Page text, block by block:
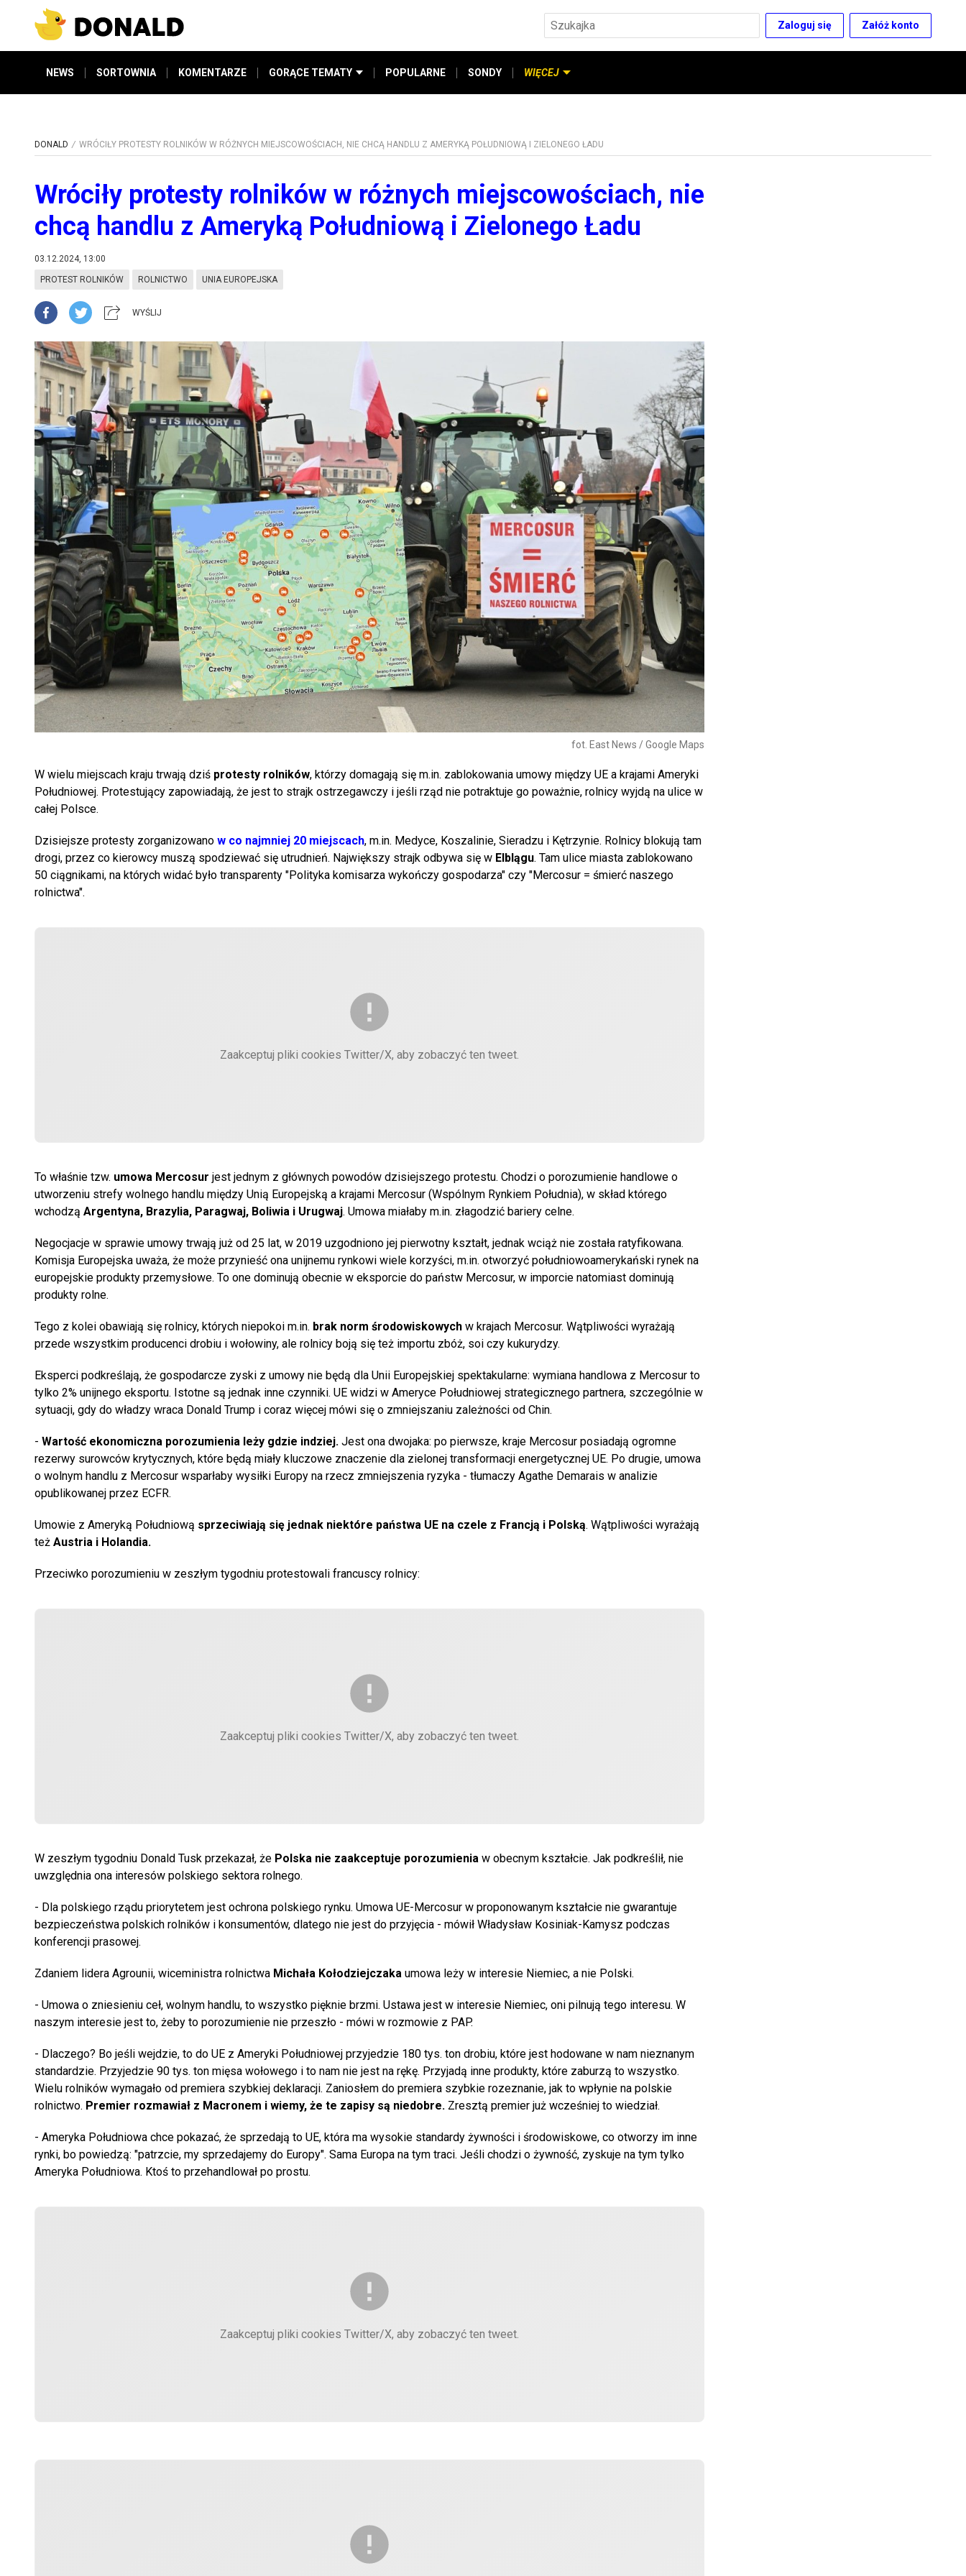
Zaloguj się Załóż konto
NEWS SORTOWNIA KOMENTARZE GORĄCE TEMATY POPULARNE SONDY WIĘCEJ
DONALD WRÓCIŁY PROTESTY ROLNIKÓW W RÓŻNYCH MIEJSCOWOŚCIACH, NIE CHCĄ HANDLU Z AMERYKĄ POŁUDNIOWĄ I ZIELONEGO ŁADU
Wróciły protesty rolników w różnych miejscowościach, nie
chcą handlu z Ameryką Południową i Zielonego Ładu
03.12.2024, 13:00
PROTEST ROLNIKÓW ROLNICTWO UNIA EUROPEJSKA
WYŚLIJ
fot. East News / Google Maps
W wielu miejscach kraju trwają dziś protesty rolników, którzy domagają się m.in. zablokowania umowy między UE a krajami Ameryki
Południowej. Protestujący zapowiadają, że jest to strajk ostrzegawczy i jeśli rząd nie potraktuje go poważnie, rolnicy wyjdą na ulice w
całej Polsce.
Dzisiejsze protesty zorganizowano w co najmniej 20 miejscach, m.in. Medyce, Koszalinie, Sieradzu i Kętrzynie. Rolnicy blokują tam
drogi, przez co kierowcy muszą spodziewać się utrudnień. Największy strajk odbywa się w Elblągu. Tam ulice miasta zablokowano
50 ciągnikami, na których widać było transparenty "Polityka komisarza wykończy gospodarza" czy "Mercosur = śmierć naszego
rolnictwa".
Zaakceptuj pliki cookies Twitter/X, aby zobaczyć ten tweet.
To właśnie tzw. umowa Mercosur jest jednym z głównych powodów dzisiejszego protestu. Chodzi o porozumienie handlowe o
utworzeniu strefy wolnego handlu między Unią Europejską a krajami Mercosur (Wspólnym Rynkiem Południa), w skład którego
wchodzą Argentyna, Brazylia, Paragwaj, Boliwia i Urugwaj. Umowa miałaby m.in. złagodzić bariery celne.
Negocjacje w sprawie umowy trwają już od 25 lat, w 2019 uzgodniono jej pierwotny kształt, jednak wciąż nie została ratyfikowana.
Komisja Europejska uważa, że może przynieść ona unijnemu rynkowi wiele korzyści, m.in. otworzyć południowoamerykański rynek na
europejskie produkty przemysłowe. To one dominują obecnie w eksporcie do państw Mercosur, w imporcie natomiast dominują
produkty rolne.
Tego z kolei obawiają się rolnicy, których niepokoi m.in. brak norm środowiskowych w krajach Mercosur. Wątpliwości wyrażają
przede wszystkim producenci drobiu i wołowiny, ale rolnicy boją się też importu zbóż, soi czy kukurydzy.
Eksperci podkreślają, że gospodarcze zyski z umowy nie będą dla Unii Europejskiej spektakularne: wymiana handlowa z Mercosur to
tylko 2% unijnego eksportu. Istotne są jednak inne czynniki. UE widzi w Ameryce Południowej strategicznego partnera, szczególnie w
sytuacji, gdy do władzy wraca Donald Trump i coraz więcej mówi się o zmniejszaniu zależności od Chin.
- Wartość ekonomiczna porozumienia leży gdzie indziej. Jest ona dwojaka: po pierwsze, kraje Mercosur posiadają ogromne
rezerwy surowców krytycznych, które będą miały kluczowe znaczenie dla zielonej transformacji energetycznej UE. Po drugie, umowa
o wolnym handlu z Mercosur wsparłaby wysiłki Europy na rzecz zmniejszenia ryzyka - tłumaczy Agathe Demarais w analizie
opublikowanej przez ECFR.
Umowie z Ameryką Południową sprzeciwiają się jednak niektóre państwa UE na czele z Francją i Polską. Wątpliwości wyrażają
też Austria i Holandia.
Przeciwko porozumieniu w zeszłym tygodniu protestowali francuscy rolnicy:
Zaakceptuj pliki cookies Twitter/X, aby zobaczyć ten tweet.
W zeszłym tygodniu Donald Tusk przekazał, że Polska nie zaakceptuje porozumienia w obecnym kształcie. Jak podkreślił, nie
uwzględnia ona interesów polskiego sektora rolnego.
- Dla polskiego rządu priorytetem jest ochrona polskiego rynku. Umowa UE-Mercosur w proponowanym kształcie nie gwarantuje
bezpieczeństwa polskich rolników i konsumentów, dlatego nie jest do przyjęcia - mówił Władysław Kosiniak-Kamysz podczas
konferencji prasowej.
Zdaniem lidera Agrounii, wiceministra rolnictwa Michała Kołodziejczaka umowa leży w interesie Niemiec, a nie Polski.
- Umowa o zniesieniu ceł, wolnym handlu, to wszystko pięknie brzmi. Ustawa jest w interesie Niemiec, oni pilnują tego interesu. W
naszym interesie jest to, żeby to porozumienie nie przeszło - mówi w rozmowie z PAP.
- Dlaczego? Bo jeśli wejdzie, to do UE z Ameryki Południowej przyjedzie 180 tys. ton drobiu, które jest hodowane w nam nieznanym
standardzie. Przyjedzie 90 tys. ton mięsa wołowego i to nam nie jest na rękę. Przyjadą inne produkty, które zaburzą to wszystko.
Wielu rolników wymagało od premiera szybkiej deklaracji. Zaniosłem do premiera szybkie rozeznanie, jak to wpłynie na polskie
rolnictwo. Premier rozmawiał z Macronem i wiemy, że te zapisy są niedobre. Zresztą premier już wcześniej to wiedział.
- Ameryka Południowa chce pokazać, że sprzedają to UE, która ma wysokie standardy żywności i środowiskowe, co otworzy im inne
rynki, bo powiedzą: "patrzcie, my sprzedajemy do Europy". Sama Europa na tym traci. Jeśli chodzi o żywność, zyskuje na tym tylko
Ameryka Południowa. Ktoś to przehandlował po prostu.
Zaakceptuj pliki cookies Twitter/X, aby zobaczyć ten tweet.